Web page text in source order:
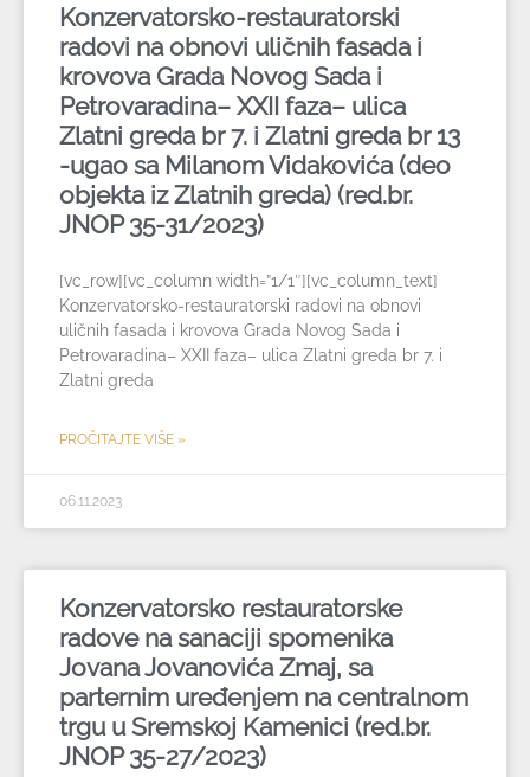
Konzervatorsko-restauratorski
radovi na obnovi uličnih fasada i
krovova Grada Novog Sada i
Petrovaradina– XXII faza– ulica
Zlatni greda br 7. i Zlatni greda br 13
-ugao sa Milanom Vidakovića (deo
objekta iz Zlatnih greda) (red.br.
JNOP 35-31/2023)
[vc_row][vc_column width=”1/1″][vc_column_text]
Konzervatorsko-restauratorski radovi na obnovi
uličnih fasada i krovova Grada Novog Sada i
Petrovaradina– XXII faza– ulica Zlatni greda br 7. i
Zlatni greda
PROČITAJTE VIŠE »
06.11.2023
Konzervatorsko restauratorske
radove na sanaciji spomenika
Jovana Jovanovića Zmaj, sa
parternim uređenjem na centralnom
trgu u Sremskoj Kamenici (red.br.
JNOP 35-27/2023)